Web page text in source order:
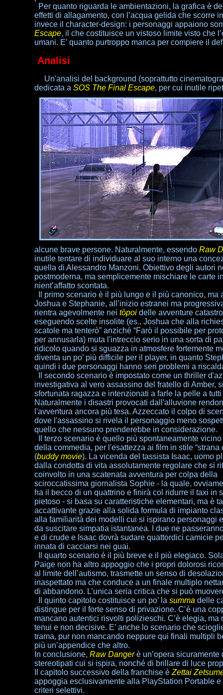
Per quanto riguarda le ambientazioni, la grafica è
effetti di allagamento, con l’acqua gelida che scorre
invece il character-design: i personaggi appaiono
Escape, il che costituisce un vistoso limite visto che
umani. E’ quanto purtroppo manca per compiere il
Analisi
Un'analisi del background (soprattutto
dedicata a SOS The Final Escape, per cui inutile
alcune brave persone. Naturalmente, essendo Raw
inutile tentare di individuare al suo interno una
quella di Alessandro Manzoni. Obiettivo degli autori
postmoderna, ma semplicemente mischiare le carte
nient’affatto scontata.
Il primo scenario è il più lungo e il più canonico,
Joshua e Stephanie, all’inizio estranei ma
rientra agevolmente nei tòpoidelle avventure
eseguendo scelte insolite (es., Joshua che alla
scatole ma tenterò” anziché “Farò il possibile per
per annusarla) muta l'intreccio serio in una sorta di
ridicolo quando si sguazza in atmosfere fortemente
diventa un po’ più difficile per il player, in quanto
quindi i due personaggi hanno seri problemi a
Il secondo scenario è impostato come un thriller
investigativa al vero assassino del fratello di Amber,
sfortunata ragazza e intenzionati a farle la pelle a tutti
Naturalmente i disastri provocati dall'alluvione
l'avventura ancora più tesa. Azzeccato il colpo di
dove l'assassino si rivela il personaggio meno
quello che nessuno prenderebbe in considerazione.
Il terzo scenario è quello più spontaneamente
della commedia, per l'esattezza ai film in stile “strana
(buddy movie). La vicenda del tassista Isaac, uomo
dalla condotta di vita assolutamente regolare che si
coinvolto in una scatenata avventura per colpa della
sciroccatissima giornalista Sophie - la quale,
ha il becco di un quattrino e finirà col ridurre il taxi in
pietoso - si basa su caratteristiche elementari, ma è
accattivante grazie alla solida formula di impianto
alla familiarità dei modelli cui si ispirano personaggi
da suscitare simpatia istantanea. I due ne
e di crude e Isaac dovrà sudare quattordici camicie
innata di cacciarsi nei guai.
Il quarto scenario è il più breve e il più elegiaco.
Paige non ha altro appoggio che i propri dolorosi
al limite dell’autismo, trasmette un senso di
inaspettato ma che conduce a un finale multiplo
di abbandono. L’unica seria critica che si può
Il quinto capitolo costituisce un po’ la summa delle
distingue per il forte senso di privazione. C’è una
mancano autentici risvolti polizieschi. C’è elegia,
tenui e non decisive. E’ anche lo scenario che
trama, pur non mancando neppure qui finali multipli
più un’appendice che altro.
In conclusione, Raw Dangerè un’opera
stereotipati cui si ispira, nonché di brillare di luce
Il capitolo successivo della franchise è Zettai
appoggia esclusivamente alla PlayStation Portable
criteri selettivi.